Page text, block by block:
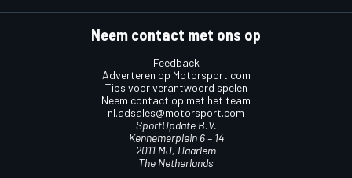
Neem contact met ons op
Feedback
Adverteren op Motorsport.com
Tips voor verantwoord spelen
Neem contact op met het team
nl.adsales@motorsport.com
SportUpdate B.V.
Kennemerplein 6 – 14
2011 MJ, Haarlem
The Netherlands